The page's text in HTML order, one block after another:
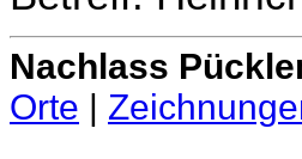
Nachlass
Orte